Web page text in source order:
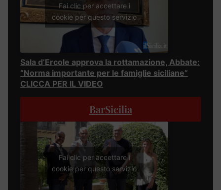
Fai clic per accettare i
cookie per questo servizio
Sala d’Ercole approva la rottamazione, Abbate:
“Norma importante per le famiglie siciliane”
CLICCA PER IL VIDEO
BarSicilia
Fai clic per accettare i
cookie per questo servizio